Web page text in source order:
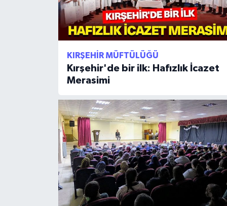
KIRŞEHIR MÜFTÜLÜĞÜ
Kırşehir'de bir ilk: Hafızlık İcazet
Merasimi
Niğde Müftülüğü
Ordu Müftülüğü
Osmaniye Müftülüğü
Rize Müftülüğü
Sakarya Müftülüğü
Samsun Müftülüğü
Siirt Müftülüğü
Sinop Müftülüğü